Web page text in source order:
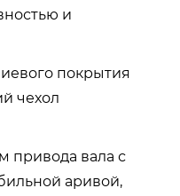
и
покрытия
чехол
привода вала с
аривой,